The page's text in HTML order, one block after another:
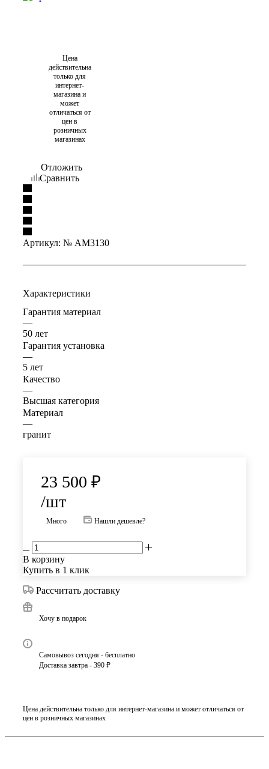
Цена
действительна
только для
интернет-
магазина и
может
отличаться от
цен в
розничных
магазинах
Отложить
Сравнить
Артикул: № AM3130
Характеристики
Гарантия материал
—
50 лет
Гарантия установка
—
5 лет
Качество
—
Высшая категория
Материал
—
гранит
23 500 ₽
/шт
Много Нашли дешевле?
В корзину
Купить в 1 клик
Рассчитать доставку
Хочу в подарок
Самовывоз сегодня - бесплатно
Доставка завтра - 390 ₽
Цена действительна только для интернет-магазина и может отличаться от
цен в розничных магазинах